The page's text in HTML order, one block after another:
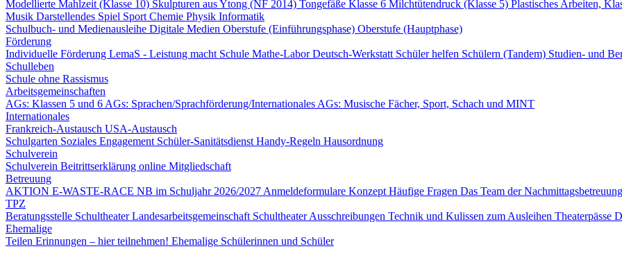
Modellierte Mahlzeit (Klasse 10) Skulpturen aus Ytong (NF 2014) Tongefäße Klasse 6 Milchtütendruck (Klasse 5) Plastisches Arbeiten,
Musik Darstellendes Spiel Sport Chemie Physik Informatik
Schulbuch- und Medienausleihe Digitale Medien Oberstufe (Einführungsphase) Oberstufe (Hauptphase)
Förderung
Individuelle Förderung LemaS - Leistung macht Schule Mathe-LaborDeutsch-Werkstatt Schüler helfen Schülern (Tandem) Studien- und
Schulleben
Schule ohne Rassismus
Arbeitsgemeinschaften
AGs: Klassen 5 und 6 AGs: Sprachen/Sprachförderung/Internationales AGs: Musische Fächer, Sport, Schach und MINT
Internationales
Frankreich-Austausch USA-Austausch
Schulgarten Soziales Engagement Schüler-Sanitätsdienst Handy-Regeln Hausordnung
Schulverein
Schulverein Beitrittserklärung online Mitgliedschaft
Betreuung
AKTION E-WASTE-RACE NB im Schuljahr 2026/2027 Anmeldeformulare Konzept Häufige Fragen Das Team der
TPZ
Beratungsstelle SchultheaterLandesarbeitsgemeinschaft SchultheaterAusschreibungen Technik und Kulissen zum Ausleihen Theaterpässe
Ehemalige
Teilen Erinnungen – hier teilnehmen! Ehemalige Schülerinnen und Schüler